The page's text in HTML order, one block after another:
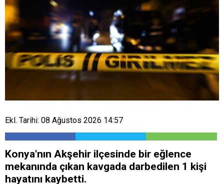
Ekl. Tarihi: 08 Ağustos 2026 14:57
Konya'nın Akşehir ilçesinde bir eğlence
mekanında çıkan kavgada darbedilen 1 kişi
hayatını kaybetti.